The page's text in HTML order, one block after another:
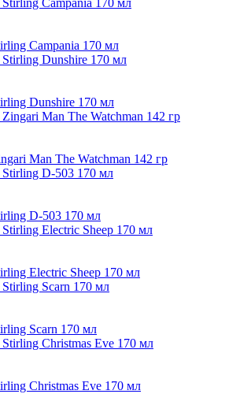
Campania 170 мл
Dunshire 170 мл
Man The Watchman 142 гр
D-503 170 мл
Electric Sheep 170 мл
Scarn 170 мл
Christmas Eve 170 мл